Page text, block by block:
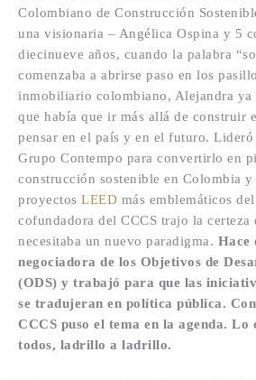
Colombiano de Construcción
una visionaria – Angélica Ospina y 5
diecinueve años, cuando la palabra
comenzaba a abrirse paso en los
inmobiliario colombiano, Alejandra ya
que había que ir más allá de construir
pensar en el país y en el futuro.
Grupo Contempo para convertirlo en
construcción sostenible en Colombia
proyectos LEED más emblemáticos
cofundadora del CCCS trajo la certeza
necesitaba un nuevo paradigma. Hace
negociadora de los Objetivos de
(ODS) y trabajó para que las
se tradujeran en política pública.
CCCS puso el tema en la agenda.
todos, ladrillo a ladrillo.